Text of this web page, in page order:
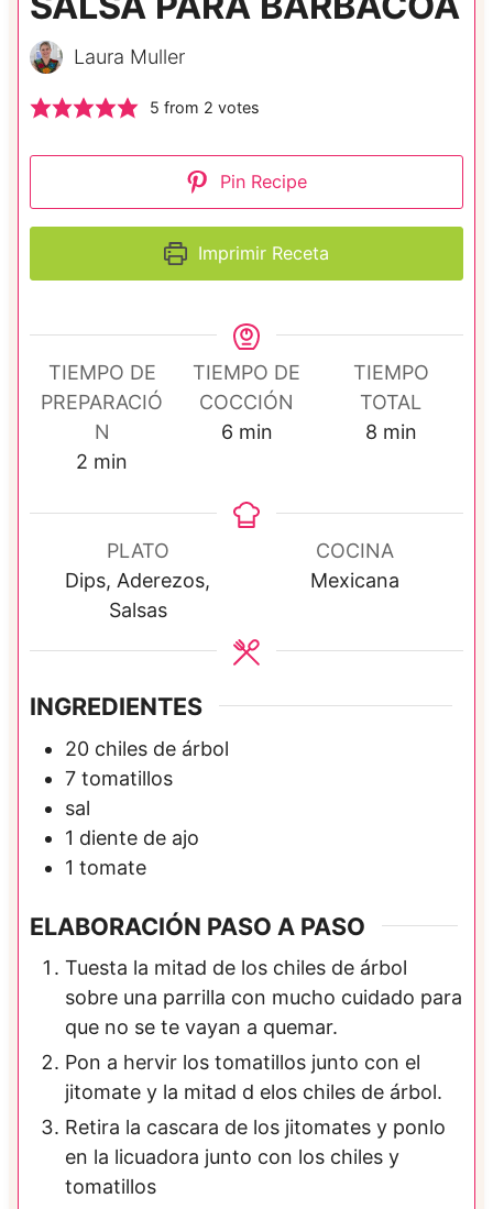
Laura Muller
5 from 2 votes
Pin Recipe
Imprimir Receta
TIEMPO DE
PREPARACIÓ
N
2 m
n
t
min
TIEMPO DE
COCCIÓN
6m
u
min
TIEMPO
TOTAL
8m
u
t
o
min
PLATO
Dips, Aderezos,
Salsas
COCINA
Mexicana
INGREDIENTES
20 chiles de árbol
7 tomatillos
sal
1 diente de ajo
1 tomate
ELABORACIÓN PASO A PASO
Tuesta la mitad de los chiles de árbol
sobre una parrilla con mucho cuidado para
que no se te vayan a quemar.
Pon a hervir los tomatillos junto con el
jitomate y la mitad d elos chiles de árbol.
Retira la cascara de los jitomates y ponlo
en la licuadora junto con los chiles y
tomatillos